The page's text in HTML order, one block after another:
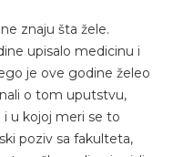
znaju šta žele.
upisalo medicinu i
je ove godine želeo
o tom uputstvu,
u kojoj meri se to
poziv sa fakulteta,